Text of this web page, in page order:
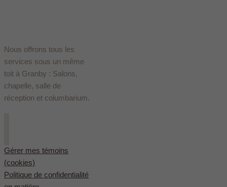
Nous offrons tous les
services sous un même
toit à Granby : Salons,
chapelle, salle de
réception et columbarium.
Gérer mes témoins
(cookies)
Politique de confidentialité